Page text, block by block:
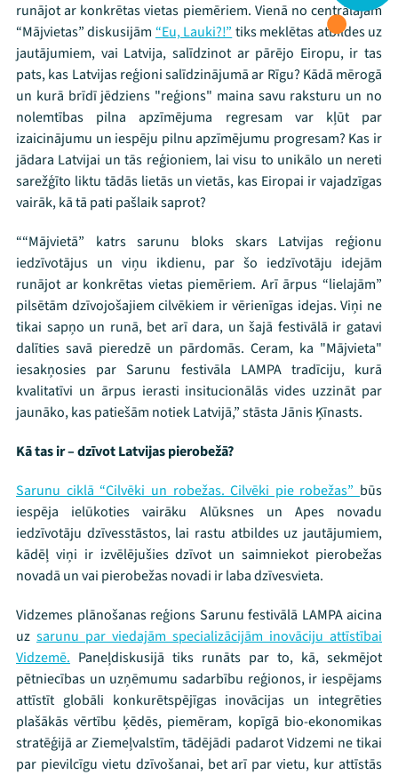
Mana programma
Festivāls
Arhīvs
Viņi bija LAMPĀ 2026
Jaunumi
Ziedo
ThreadsFacebookYoutube
X Instagram
Flick TikTok
runājot ar konkrētas vietas piemēriem. Vienā no centrālajām
“Mājvietas” diskusijām “Eu, Lauki?!” tiks meklētas atbildes uz
jautājumiem, vai Latvija, salīdzinot ar pārējo Eiropu, ir tas
pats, kas Latvijas reģioni salīdzinājumā ar Rīgu? Kādā mērogā
un kurā brīdī jēdziens "reģions" maina savu raksturu un no
nolemtības pilna apzīmējuma regresam var kļūt par
izaicinājumu un iespēju pilnu apzīmējumu progresam? Kas ir
jādara Latvijai un tās reģioniem, lai visu to unikālo un nereti
sarežģīto liktu tādās lietās un vietās, kas Eiropai ir vajadzīgas
vairāk, kā tā pati pašlaik saprot?
““Mājvietā” katrs sarunu bloks skars Latvijas reģionu
iedzīvotājus un viņu ikdienu, par šo iedzīvotāju idejām
runājot ar konkrētas vietas piemēriem. Arī ārpus “lielajām”
pilsētām dzīvojošajiem cilvēkiem ir vērienīgas idejas. Viņi ne
tikai sapņo un runā, bet arī dara, un šajā festivālā ir gatavi
dalīties savā pieredzē un pārdomās. Ceram, ka "Mājvieta"
iesakņosies par Sarunu festivāla LAMPA tradīciju, kurā
kvalitatīvi un ārpus ierasti insitucionālās vides uzzināt par
jaunāko, kas patiešām notiek Latvijā,” stāsta Jānis Ķīnasts.
Kā tas ir – dzīvot Latvijas pierobežā?
Sarunu ciklā “Cilvēki un robežas. Cilvēki pie robežas” būs
iespēja ielūkoties vairāku Alūksnes un Apes novadu
iedzīvotāju dzīvesstāstos, lai rastu atbildes uz jautājumiem,
kādēļ viņi ir izvēlējušies dzīvot un saimniekot pierobežas
novadā un vai pierobežas novadi ir laba dzīvesvieta.
Vidzemes plānošanas reģions Sarunu festivālā LAMPA aicina
uz sarunu par viedajām specializācijām inovāciju attīstībai
Vidzemē. Paneļdiskusijā tiks runāts par to, kā, sekmējot
pētniecības un uzņēmumu sadarbību reģionos, ir iespējams
attīstīt globāli konkurētspējīgas inovācijas un integrēties
plašākās vērtību ķēdēs, piemēram, kopīgā bio-ekonomikas
stratēģijā ar Ziemeļvalstīm, tādējādi padarot Vidzemi ne tikai
par pievilcīgu vietu dzīvošanai, bet arī par vietu, kur attīstās